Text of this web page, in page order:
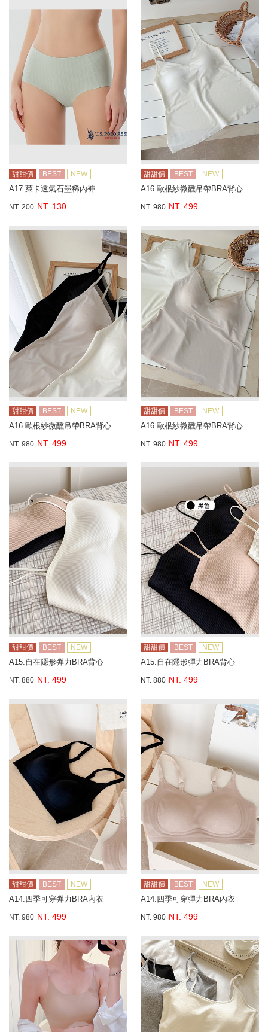
甜甜價 BEST NEW
A17.萊卡透氣石墨稀內褲
NT. 200 NT. 130
甜甜價 BEST NEW
A16.歐根紗微醺吊帶BRA背心
NT. 980 NT. 499
甜甜價 BEST NEW
A16.歐根紗微醺吊帶BRA背心
NT. 980 NT. 499
甜甜價 BEST NEW
A16.歐根紗微醺吊帶BRA背心
NT. 980 NT. 499
甜甜價 BEST NEW
A15.自在隱形彈力BRA背心
NT. 880 NT. 499
甜甜價 BEST NEW
A15.自在隱形彈力BRA背心
NT. 880 NT. 499
甜甜價 BEST NEW
A14.四季可穿彈力BRA內衣
NT. 980 NT. 499
甜甜價 BEST NEW
A14.四季可穿彈力BRA內衣
NT. 980 NT. 499